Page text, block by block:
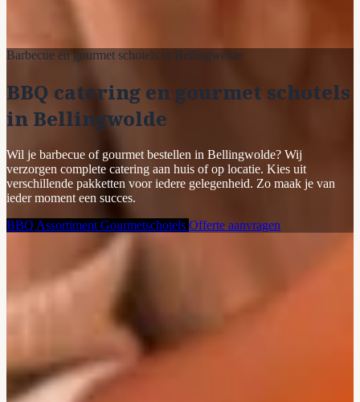
Barbecue en gourmet schotels in Bellingwolde
BBQ catering en gourmet schotels
in Bellingwolde
Wil je barbecue of gourmet bestellen in Bellingwolde? Wij
verzorgen complete catering aan huis of op locatie. Kies uit
verschillende pakketten voor iedere gelegenheid. Zo maak je van
ieder moment een succes.
BBQ Assortiment Gourmetschotels Offerte aanvragen